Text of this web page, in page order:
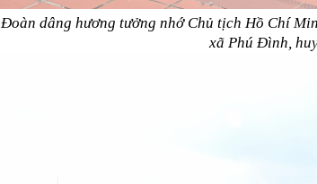
Đoàn dâng hương tưởng nhớ Chủ tịch Hồ Chí
xã Phú Đình,